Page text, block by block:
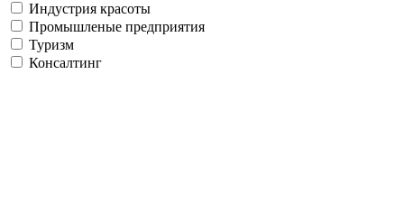
Индустрия красоты
Промышленые предприятия
Туризм
Консалтинг